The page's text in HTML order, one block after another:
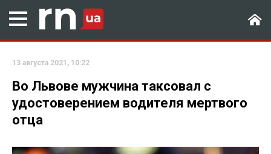
13 августа 2021, 10:22
Во Львове мужчина таксовал с
удостоверением водителя мертвого
отца